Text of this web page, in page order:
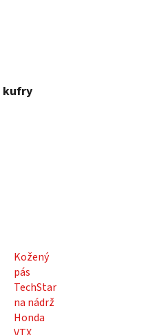
kufry
Kožený
pás
TechStar
na nádrž
Honda